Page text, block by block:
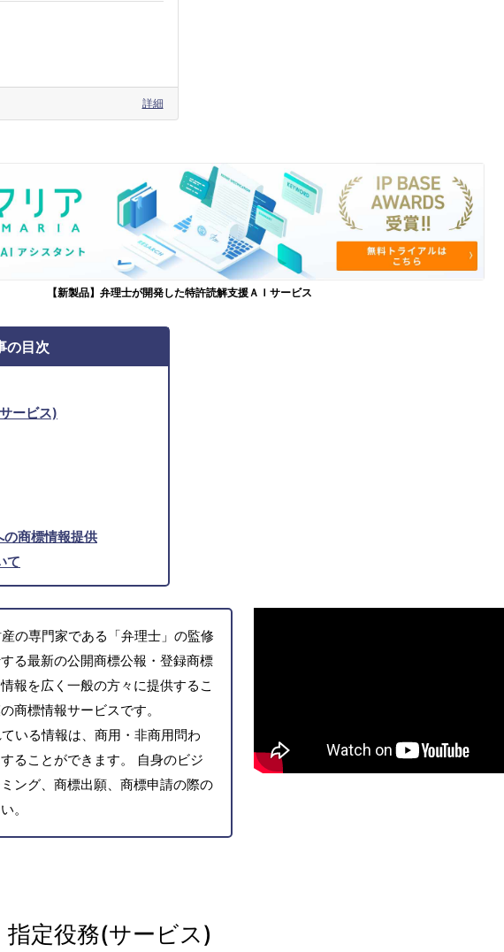
詳細
【新製品】弁理士が開発した特許読解支援ＡＩサービス
の目次
ービス)
商標情報提供
て
の専門家である「弁理士」の監修
る最新の公開商標公報・登録商標
報を広く一般の方々に提供するこ
商標情報サービスです。
いる情報は、商用・非商用問わ
ることができます。 自身のビジ
ング、商標出願、商標申請の際の
。
指定役務(サービス)